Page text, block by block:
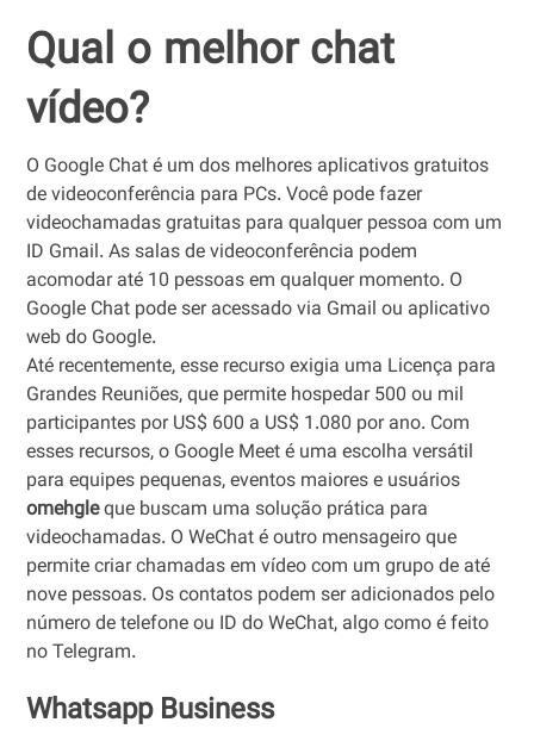
Qual o melhor chat
vídeo?
O Google Chat é um dos melhores aplicativos gratuitos
de videoconferência para PCs. Você pode fazer
videochamadas gratuitas para qualquer pessoa com um
ID Gmail. As salas de videoconferência podem
acomodar até 10 pessoas em qualquer momento. O
Google Chat pode ser acessado via Gmail ou aplicativo
web do Google.
Até recentemente, esse recurso exigia uma Licença para
Grandes Reuniões, que permite hospedar 500 ou mil
participantes por US$ 600 a US$ 1.080 por ano. Com
esses recursos, o Google Meet é uma escolha versátil
para equipes pequenas, eventos maiores e usuários
omehgleque buscam uma solução prática para
videochamadas. O WeChat é outro mensageiro que
permite criar chamadas em vídeo com um grupo de até
nove pessoas. Os contatos podem ser adicionados pelo
número de telefone ou ID do WeChat, algo como é feito
no Telegram.
Whatsapp Business